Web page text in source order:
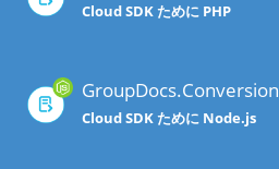
Cloud SDK ために PHP
GroupDocs.Conversion
Cloud SDK ために Node.js